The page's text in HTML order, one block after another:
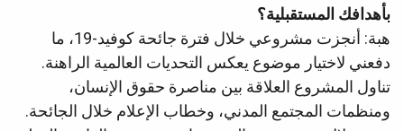
بأهدافك المستقبلية؟
هبة: أنجزت مشروعي خلال فترة جائحة كوفيد-19، ما
دفعني لاختيار موضوع يعكس التحديات العالمية الراهنة.
تناول المشروع العلاقة بين مناصرة حقوق الإنسان،
ومنظمات المجتمع المدني، وخطاب الإعلام خلال الجائحة.